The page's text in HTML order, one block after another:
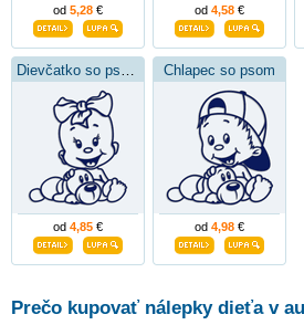
od 5,28 € od 4,58 €
od 4,85 €
Chlapec so psom
od 4,98 €
Prečo kupovať nálepky dieťa v